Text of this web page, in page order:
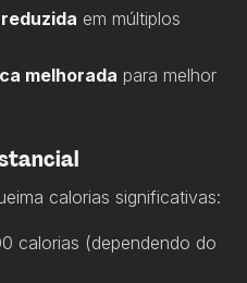
em múltiplos
melhorada para melhor
calorias significativas:
calorias (dependendo do